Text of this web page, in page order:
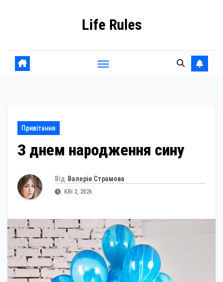
Life Rules
Привітання
З днем народження сину
Від Валерія Страмова
КВІ 2, 2026